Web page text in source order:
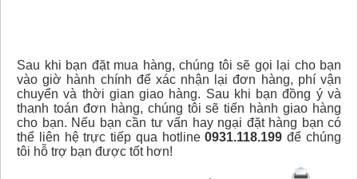
Sau khi bạn đặt mua hàng, chúng tôi sẽ gọi lại cho bạn
vào giờ hành chính để xác nhận lại đơn hàng, phí vận
chuyển và thời gian giao hàng. Sau khi bạn đồng ý và
thanh toán đơn hàng, chúng tôi sẽ tiến hành giao hàng
cho bạn. Nếu bạn cần tư vấn hay ngại đặt hàng bạn có
thể liên hệ trực tiếp qua hotline0931.118.199 để chúng
tôi hỗ trợ bạn được tốt hơn!